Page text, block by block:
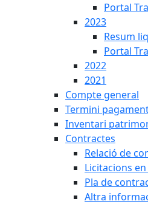
Portal
2023
Resum
Portal
2022
2021
Compte general
Termini
Inventari
Contractes
Relació de
Licitacions
Pla de
Altra